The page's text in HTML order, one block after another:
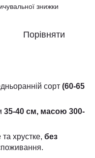
знижки
Порівняти
сорт (60-65
35-40 см, масою 300-
хрустке, без